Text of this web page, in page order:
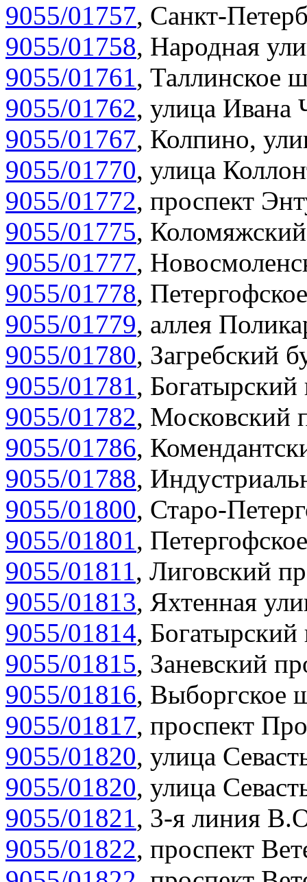
9055/01757, Санкт-
9055/01758, Народная
9055/01761, Таллинское
9055/01762, улица Ивана
9055/01767, Колпино,
9055/01770, улица
9055/01772, проспект
9055/01775,
9055/01777,
9055/01778,
9055/01779, аллея
9055/01780, Загребский
9055/01781, Богатырский
9055/01782, Московский
9055/01786,
9055/01788,
9055/01800, Старо-
9055/01801,
9055/01811, Лиговский
9055/01813, Яхтенная
9055/01814, Богатырский
9055/01815, Заневский
9055/01816, Выборгское
9055/01817, проспект
9055/01820, улица
9055/01820, улица
9055/01821, 3-я линия
9055/01822, проспект